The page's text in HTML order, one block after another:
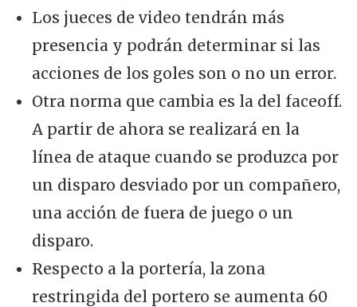
Los jueces de video tendrán más
presencia y podrán determinar si las
acciones de los goles son o no un error.
Otra norma que cambia es la del faceoff.
A partir de ahora se realizará en la
línea de ataque cuando se produzca por
un disparo desviado por un compañero,
una acción de fuera de juego o un
disparo.
Respecto a la portería, la zona
restringida del portero se aumenta 60